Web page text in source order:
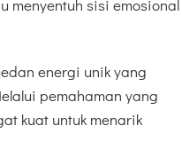
menyentuh sisi emosional
energi unik yang
pemahaman yang
kuat untuk menarik